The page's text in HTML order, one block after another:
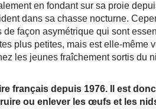
en fondant sur sa proie
dans sa chasse nocturne.
façon asymétrique qui sont
plus petites, mais est elle-même
les jeunes fraîchement sortis du
français depuis 1976. Il est
ou enlever les œufs et les